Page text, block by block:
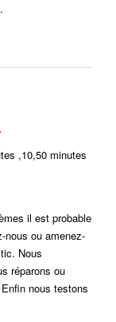
.
,10,50 minutes
il est probable
nous ou amenez-
Nous
réparons ou
nous testons